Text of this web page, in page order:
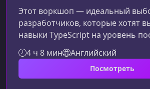
Этот воркшоп — идеальный
разработчиков, которые хотят
навыки TypeScript на уровень
цельнотипизированных
клиент, сервер и
единый механизм.Что
подход end-to-end
4 ч 8 мин Английский
Посмотреть